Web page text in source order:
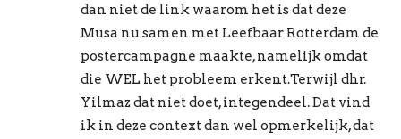
dan niet de link waarom het is dat deze
Musa nu samen met Leefbaar Rotterdam de
postercampagne maakte, namelijk omdat
die WEL het probleem erkent.Terwijl dhr.
Yilmaz dat niet doet, integendeel. Dat vind
ik in deze context dan wel opmerkelijk, dat